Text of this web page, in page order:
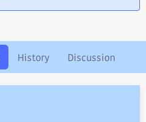
o
n
a
t
History Discussion